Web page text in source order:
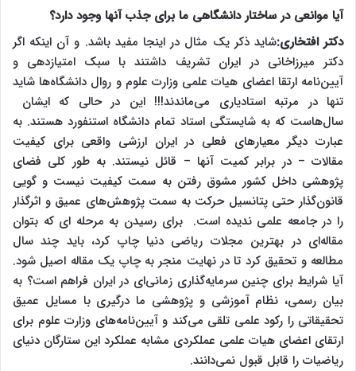
آیا موانعی در ساختار دانشگاهی ما برای جذب آنها وجود دارد؟
دکتر افتخاری:شاید ذکر یک مثال در اینجا مفید باشد. و آن اینکه اگر
دکتر میرزاخانی در ایران تشریف داشتند با سبک امتیازدهی و
آیین‌نامه ارتقا اعضای هیات علمی وزارت علوم و روال دانشگاه‌ها شاید
تنها در مرتبه استادیاری می‌ماندند!!! این در حالی که ایشان
سال‌هاست که به شایستگی استاد تمام دانشگاه استنفورد هستند. به
عبارت دیگر معیارهای فعلی در ایران ارزشی واقعی برای کیفیت
مقالات – در برابر کمیت آنها – قائل نیستند. به طور کلی فضای
پژوهشی داخل کشور مشوق رفتن به سمت کیفیت نیست و گویی
قانون‌گذار حتی پتانسیل حرکت به سمت پژوهش‌های عمیق و اثرگذار
را در جامعه علمی ندیده است. برای رسیدن به مرحله ای که بتوان
مقاله‌ای در بهترین مجلات ریاضی دنیا چاپ کرد، باید چند سال
مطالعه و تحقیق کرد تا در نهایت منجر به چاپ یک مقاله اصیل شود.
آیا شرایط برای چنین سرمایه‌گذاری زمانی‌ای در ایران فراهم است؟ به
بیان رسمی‌، نظام آموزشی و پژوهشی ما درگیری با مسایل عمیق
تحقیقاتی را رکود علمی تلقی می‌کند و آیین‌نامه‌های وزارت علوم برای
ارتقای اعضای هیات علمی عملکردی مشابه عملکرد این ستارگان دنیای
ریاضیات را قابل قبول نمی‌دانند.